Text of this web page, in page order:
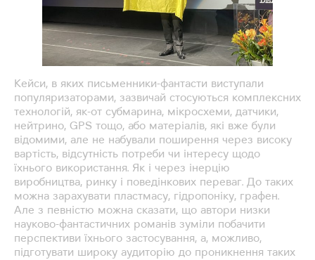
Кейси, в яких письменники-фантасти виступали
популяризаторами, зазвичай стосуються комплексних
технологій, як-от субмарина, мікросхеми, датчики,
нейтрино, GPS тощо, або матеріалів, які вже були
відомими, але не набували поширення через високу
вартість, відсутність потреби чи інтересу щодо
їхнього використання. Як і через інерцію
виробництва, ринку і поведінкових переваг. До таких
можна зарахувати пластмасу, гідропоніку, графен.
Але з певністю можна сказати, що автори низки
науково-фантастичних романів зуміли побачити
перспективи їхнього застосування, а, можливо,
підготувати широку аудиторію до проникнення таких